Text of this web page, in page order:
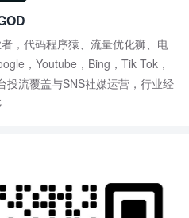
，代码程序猿、流量优化狮、电
，Youtube，Bing，Tik Tok，
投流覆盖与SNS社媒运营，行业经